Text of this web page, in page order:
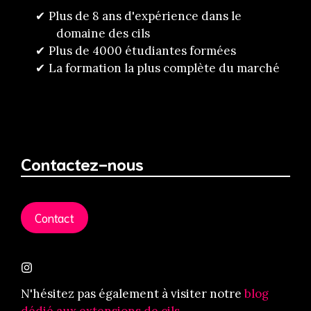
Plus de 8 ans d'expérience dans le
domaine des cils
Plus de 4000 étudiantes formées
La formation la plus complète du marché
Contactez-nous
Contact
N'hésitez pas également à visiter notreblog